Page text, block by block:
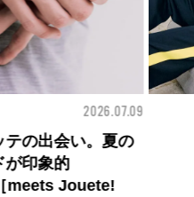
2026.07.09
ようこそ。大胆な
ドの先に。装う
ト